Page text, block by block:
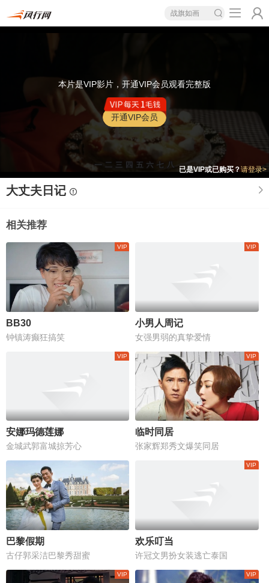
战旗如画
本片是VIP影片，开通VIP会员观看完整版
开通VIP会员
已是VIP或已购买？请登录>
大丈夫日记
相关推荐
BB30
钟镇涛癫狂搞笑
小男人周记
女强男弱的真挚爱情
安娜玛德莲娜
金城武郭富城掠芳心
临时同居
张家辉郑秀文爆笑同居
巴黎假期
古仔郭采洁巴黎秀甜蜜
欢乐叮当
许冠文男扮女装逃亡泰国